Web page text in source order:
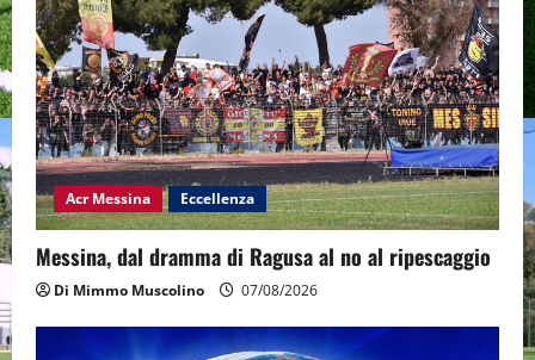
Acr Messina Eccellenza
Messina, dal dramma di Ragusa al no al ripescaggio
Di Mimmo Muscolino 07/08/2026